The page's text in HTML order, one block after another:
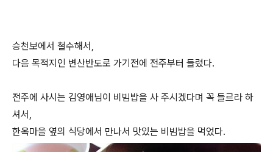
승천보에서 철수해서,
다음 목적지인 변산반도로 가기전에 전주부터 들렀다.
전주에 사시는 김영애님이 비빔밥을 사 주시겠다며 꼭 들르라 하
셔서,
한옥마을 옆의 식당에서 만나서 맛있는 비빔밥을 먹었다.